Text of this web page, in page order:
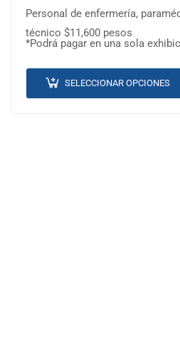
Personal de enfermería,
técnico $11,600 pesos
*Podrá pagar en una sola
SELECCIONAR OPCIONES